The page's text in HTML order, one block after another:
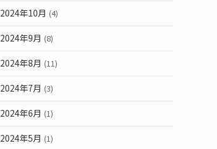
2024年10月 (4)
2024年9月 (8)
2024年8月 (11)
2024年7月 (3)
2024年6月 (1)
2024年5月 (1)